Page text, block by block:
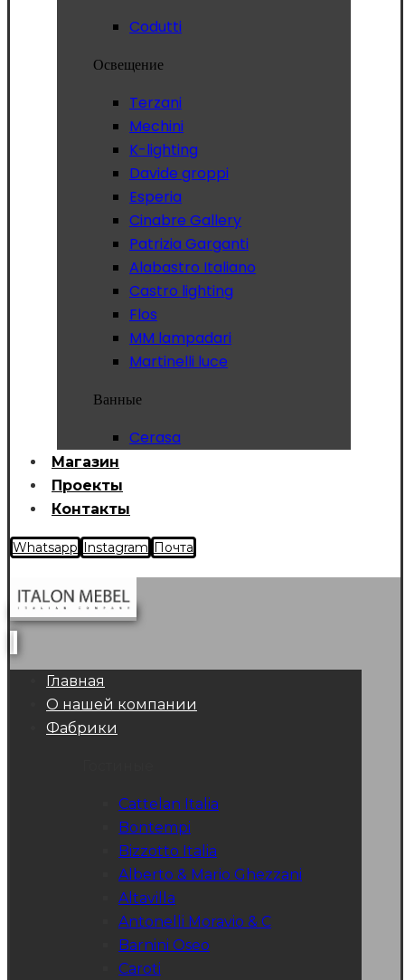
Codutti
Освещение
Terzani
Mechini
K-lighting
Davide groppi
Esperia
Cinabre Gallery
Patrizia Garganti
Alabastro Italiano
Castro lighting
Flos
MM lampadari
Martinelli luce
Ванные
Cerasa
Магазин
Проекты
Контакты
Whatsapp Instagram Почта
Главная
О нашей компании
Фабрики
Cattelan Italia
Bontempi
Bizzotto Italia
Alberto & Mario Ghezzani
Altavilla
Antonelli Moravio & C
Barnini Oseo
Caroti